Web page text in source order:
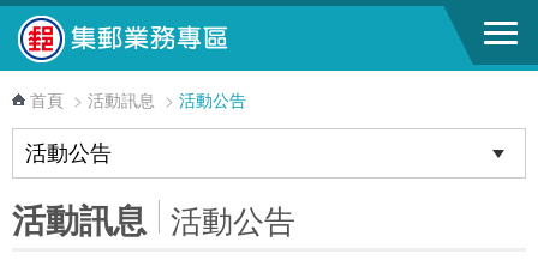
跳到主要內容區塊
首頁 > 活動訊息 > 活動公告
活動訊息 活動公告